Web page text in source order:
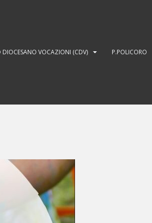
DIOCESANO VOCAZIONI (CDV) P.POLICORO